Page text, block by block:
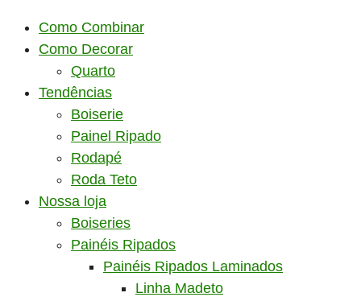
Como Combinar
Como Decorar
Quarto
Tendências
Boiserie
Painel Ripado
Rodapé
Roda Teto
Nossa loja
Boiseries
Painéis Ripados
Painéis Ripados Laminados
Linha Madeto